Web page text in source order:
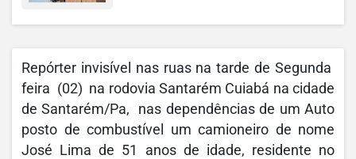
Repórter invisível nas ruas na tarde de Segunda
feira (02) na rodovia Santarém Cuiabá na cidade
de Santarém/Pa, nas dependências de um Auto
posto de combustível um camioneiro de nome
José Lima de 51 anos de idade, residente no